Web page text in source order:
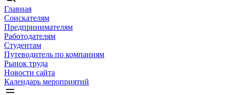
Главная
Соискателям
Предпринимателям
Работодателям
Студентам
Путеводитель по компаниям
Рынок труда
Новости сайта
Календарь мероприятий